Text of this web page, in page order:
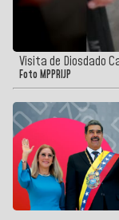
Visita de Diosdado
Foto MPPRIJP